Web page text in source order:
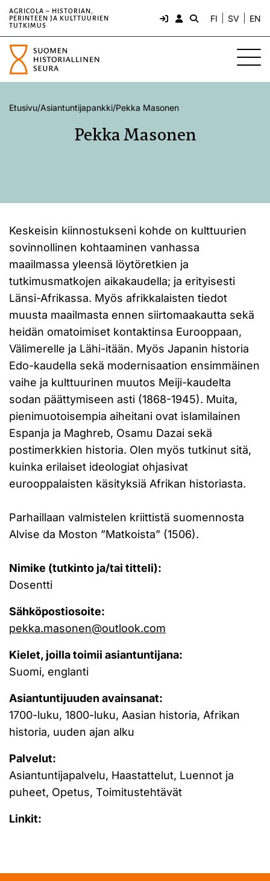
AGRICOLA – HISTORIAN,
PERINTEEN JA KULTTUURIEN
TUTKIMUS
FI SV EN
Etusivu/Asiantuntijapankki/Pekka Masonen
Pekka Masonen
Keskeisin kiinnostukseni kohde on kulttuurien
sovinnollinen kohtaaminen vanhassa
maailmassa yleensä löytöretkien ja
tutkimusmatkojen aikakaudella; ja erityisesti
Länsi-Afrikassa. Myös afrikkalaisten tiedot
muusta maailmasta ennen siirtomaakautta sekä
heidän omatoimiset kontaktinsa Eurooppaan,
Välimerelle ja Lähi-itään. Myös Japanin historia
Edo-kaudella sekä modernisaation ensimmäinen
vaihe ja kulttuurinen muutos Meiji-kaudelta
sodan päättymiseen asti (1868-1945). Muita,
pienimuotoisempia aiheitani ovat islamilainen
Espanja ja Maghreb, Osamu Dazai sekä
postimerkkien historia. Olen myös tutkinut sitä,
kuinka erilaiset ideologiat ohjasivat
eurooppalaisten käsityksiä Afrikan historiasta.
Parhaillaan valmistelen kriittistä suomennosta
Alvise da Moston ”Matkoista” (1506).
Nimike (tutkinto ja/tai titteli):
Dosentti
Sähköpostiosoite:
pekka.masonen@outlook.com
Kielet, joilla toimii asiantuntijana:
Suomi, englanti
Asiantuntijuuden avainsanat:
1700-luku, 1800-luku, Aasian historia, Afrikan
historia, uuden ajan alku
Palvelut:
Asiantuntijapalvelu, Haastattelut, Luennot ja
puheet, Opetus, Toimitustehtävät
Linkit: